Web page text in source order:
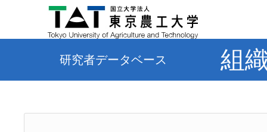
研究者データベース 組